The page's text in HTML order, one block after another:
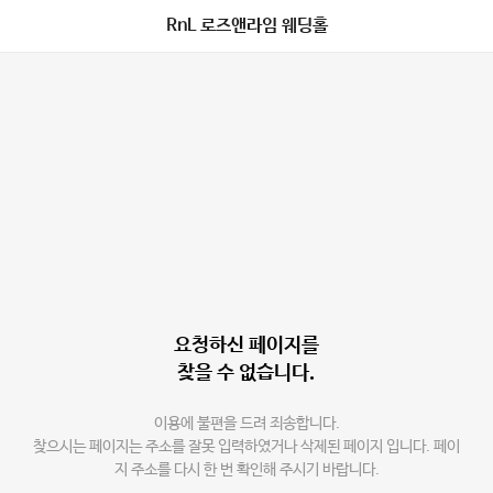
RnL 로즈앤라임 웨딩홀
요청하신 페이지를
찾을 수 없습니다.
이용에 불편을 드려 죄송합니다.
찾으시는 페이지는 주소를 잘못 입력하였거나 삭제된 페이지 입니다. 페이
지 주소를 다시 한 번 확인해 주시기 바랍니다.